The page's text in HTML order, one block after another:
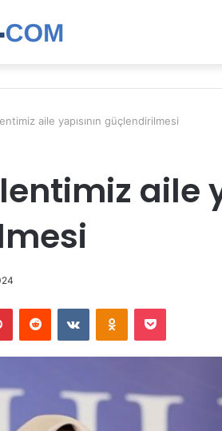
aile yapısının güçlendirilmesi
aile
PinterestReddit VKontakteOdnoklassniki
Pocket